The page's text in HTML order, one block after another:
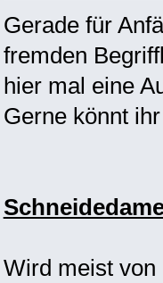
Gerade für
fremden
hier mal eine
Gerne könnt
Wird meist von